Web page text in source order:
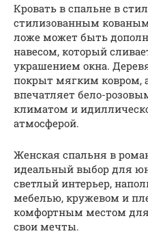
Кровать в спальне в
стилизованным
ложе может быть
навесом, который
украшением окна.
покрыт мягким ковром,
впечатляет бело-
климатом и
атмосферой.
Женская спальня в
идеальный выбор для
светлый интерьер,
мебелью, кружевом и
комфортным местом
свои мечты.